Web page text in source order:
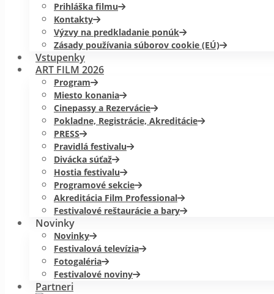
Prihláška filmu
Kontakty
Výzvy na predkladanie ponúk
Zásady používania súborov cookie (EÚ)
Vstupenky
ART FILM 2026
Program
Miesto konania
Cinepassy a Rezervácie
Pokladne, Registrácie, Akreditácie
PRESS
Pravidlá festivalu
Divácka súťaž
Hostia festivalu
Programové sekcie
Akreditácia Film Professional
Festivalové reštaurácie a bary
Novinky
Novinky
Festivalová televízia
Fotogaléria
Festivalové noviny
Partneri